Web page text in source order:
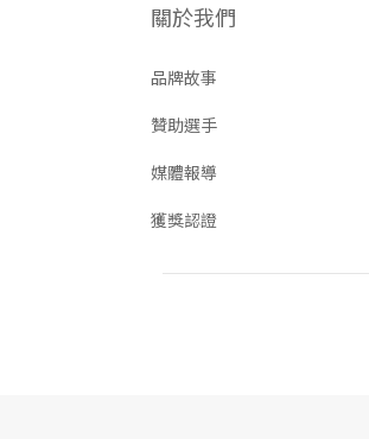
關於我們
品牌故事
贊助選手
媒體報導
獲獎認證